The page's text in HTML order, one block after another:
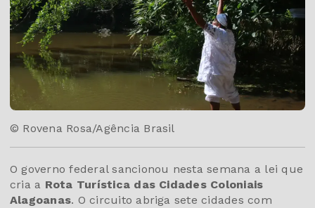
© Rovena Rosa/Agência Brasil
O governo federal sancionou nesta semana a lei que
cria a Rota Turística das Cidades Coloniais
Alagoanas. O circuito abriga sete cidades com